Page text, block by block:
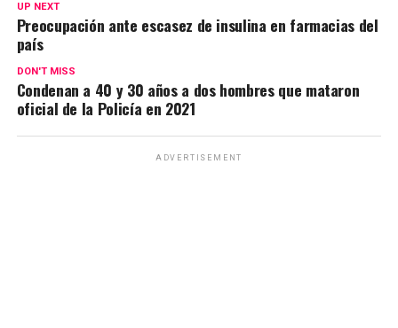
UP NEXT
Preocupación ante escasez de insulina en farmacias del
país
DON'T MISS
Condenan a 40 y 30 años a dos hombres que mataron
oficial de la Policía en 2021
ADVERTISEMENT